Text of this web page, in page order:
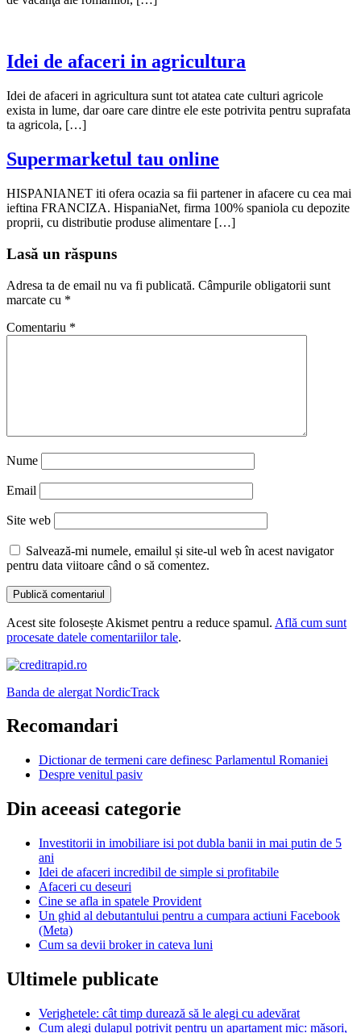
Idei de afaceri in agricultura
Idei de afaceri in agricultura sunt tot atatea cate culturi agricole
exista in lume, dar oare care dintre ele este potrivita pentru suprafata
ta agricola, […]
Supermarketul tau online
HISPANIANET iti ofera ocazia sa fii partener in afacere cu cea mai
ieftina FRANCIZA. HispaniaNet, firma 100% spaniola cu depozite
proprii, cu distributie produse alimentare […]
Lasă un răspuns
Adresa ta de email nu va fi publicată. Câmpurile obligatorii sunt
marcate cu *
Comentariu *
Nume
Email
Site web
Salvează-mi numele, emailul și site-ul web în acest navigator
pentru data viitoare când o să comentez.
Acest site folosește Akismet pentru a reduce spamul. Află cum sunt
procesate datele comentariilor tale.
Banda de alergat NordicTrack
Recomandari
Dictionar de termeni care definesc Parlamentul Romaniei
Despre venitul pasiv
Din aceeasi categorie
Investitorii in imobiliare isi pot dubla banii in mai putin de 5
ani
Idei de afaceri incredibil de simple si profitabile
Afaceri cu deseuri
Cine se afla in spatele Provident
Un ghid al debutantului pentru a cumpara actiuni Facebook
(Meta)
Cum sa devii broker in cateva luni
Ultimele publicate
Verighetele: cât timp durează să le alegi cu adevărat
Cum alegi dulapul potrivit pentru un apartament mic: măsori,